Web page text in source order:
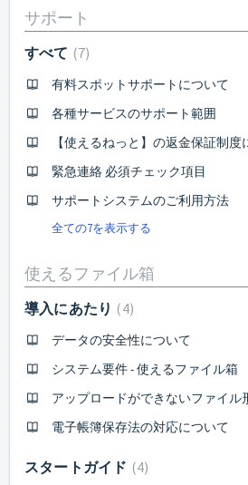
サポート
すべて 7
有料スポットサポートについて
各種サービスのサポート範囲
【使えるねっと】の返金保証制度
緊急連絡 必須チェック項目
サポートシステムのご利用方法
全ての7を表示する
使えるファイル箱
導入にあたり 4
データの安全性について
システム要件 - 使えるファイル箱
アップロードができないファイル
電子帳簿保存法の対応について
スタートガイド 4